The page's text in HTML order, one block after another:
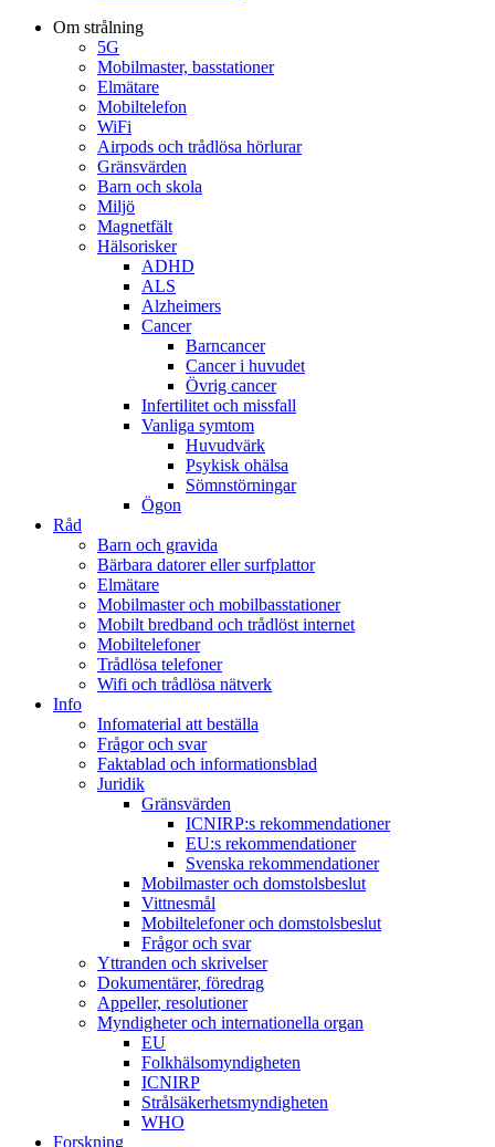
Om strålning
5G
Mobilmaster, basstationer
Elmätare
Mobiltelefon
WiFi
Airpods och trådlösa hörlurar
Gränsvärden
Barn och skola
Miljö
Magnetfält
Hälsorisker
ADHD
ALS
Alzheimers
Cancer
Barncancer
Cancer i huvudet
Övrig cancer
Infertilitet och missfall
Vanliga symtom
Huvudvärk
Psykisk ohälsa
Sömnstörningar
Ögon
Råd
Barn och gravida
Bärbara datorer eller surfplattor
Elmätare
Mobilmaster och mobilbasstationer
Mobilt bredband och trådlöst internet
Mobiltelefoner
Trådlösa telefoner
Wifi och trådlösa nätverk
Info
Infomaterial att beställa
Frågor och svar
Faktablad och informationsblad
Juridik
Gränsvärden
ICNIRP:s rekommendationer
EU:s rekommendationer
Svenska rekommendationer
Mobilmaster och domstolsbeslut
Vittnesmål
Mobiltelefoner och domstolsbeslut
Frågor och svar
Yttranden och skrivelser
Dokumentärer, föredrag
Appeller, resolutioner
Myndigheter och internationella organ
EU
Folkhälsomyndigheten
ICNIRP
Strålsäkerhetsmyndigheten
WHO
Forskning